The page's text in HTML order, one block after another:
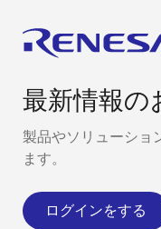
最新情報の
製品やソリューショ
ます。
ログインをする